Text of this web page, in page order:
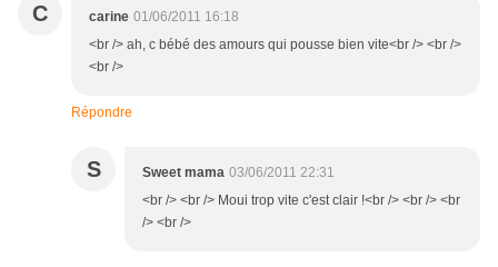
C carine 01/06/2011 16:18
<br /> ah, c bébé des amours qui pousse bien vite<br /> <br />
<br />
Répondre
S Sweet mama 03/06/2011 22:31
<br /> <br /> Moui trop vite c'est clair !<br /> <br /> <br
/> <br />